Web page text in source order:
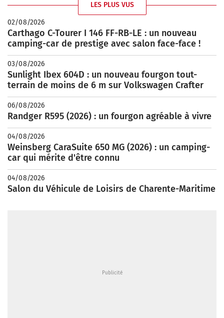
LES PLUS VUS
02/08/2026
Carthago C-Tourer I 146 FF-RB-LE : un nouveau
camping-car de prestige avec salon face-face !
03/08/2026
Sunlight Ibex 604D : un nouveau fourgon tout-
terrain de moins de 6 m sur Volkswagen Crafter
06/08/2026
Randger R595 (2026) : un fourgon agréable à vivre
04/08/2026
Weinsberg CaraSuite 650 MG (2026) : un camping-
car qui mérite d'être connu
04/08/2026
Salon du Véhicule de Loisirs de Charente-Maritime